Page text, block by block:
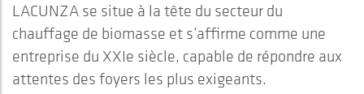
LACUNZA se situe à la tête du secteur du
chauffage de biomasse et s’affirme comme une
entreprise du XXIe siècle, capable de répondre aux
attentes des foyers les plus exigeants.